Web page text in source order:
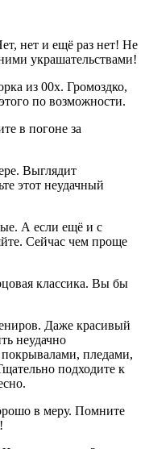
нет и ещё раз нет! Не
украшательствами!
из 00х. Громоздко,
по возможности.
в погоне за
Выглядит
этот неудачный
А если ещё и с
Сейчас чем проще
классика. Вы бы
Даже красивый
неудачно
пледами,
подходите к
в меру. Помните